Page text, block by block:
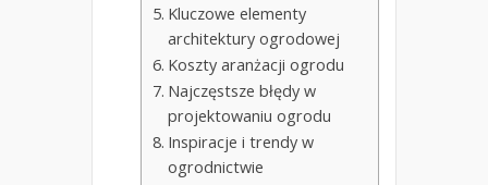
Kluczowe elementy
architektury ogrodowej
Koszty aranżacji ogrodu
Najczęstsze błędy w
projektowaniu ogrodu
Inspiracje i trendy w
ogrodnictwie